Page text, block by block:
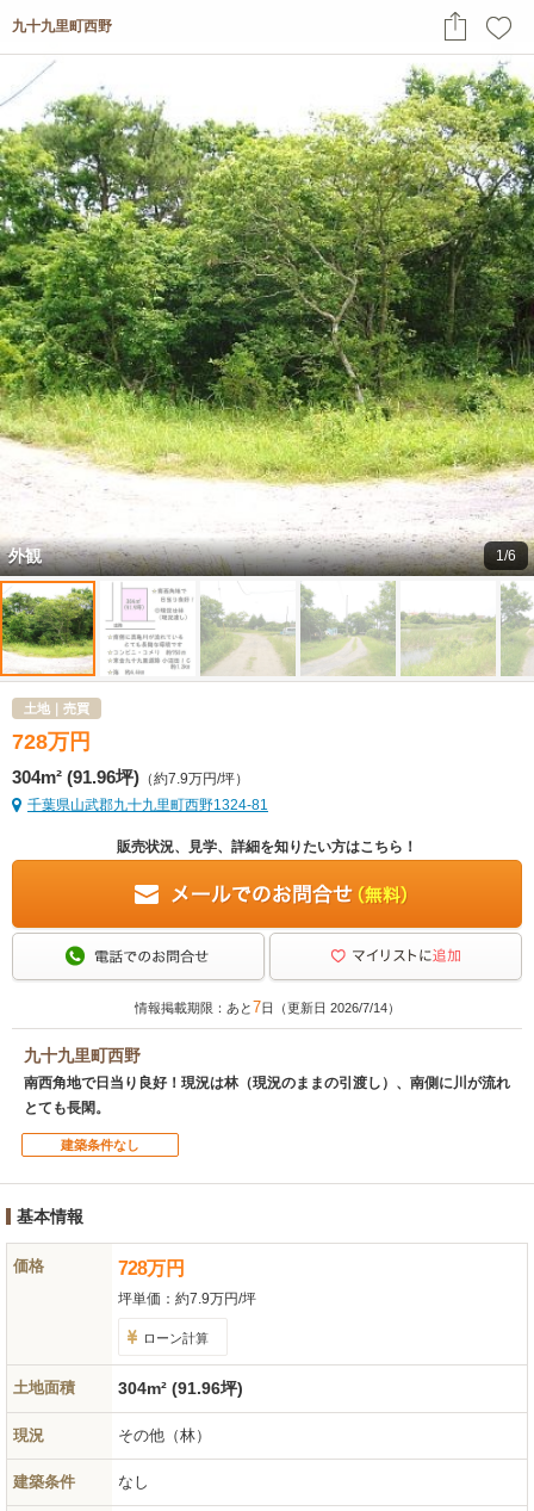
外観 1/6
九十九里町西野
土地｜売買
728万 円
304m² (91.96坪) （約7.9万円/坪）
千葉県山武郡九十九里町西野1324-81
販売状況、見学、詳細を知りたい方はこちら！
情報掲載期限：あと7日（更新日 2026/7/14）
九十九里町西野
南西角地で日当り良好！現況は林（現況のままの引渡し）、南側に川が流れ
とても長閑。
建築条件なし
基本情報
価格 728万円
坪単価： 約7.9万円/坪
ローン計算
土地面積 304m² (91.96坪)
現況 その他（林）
建築条件 なし